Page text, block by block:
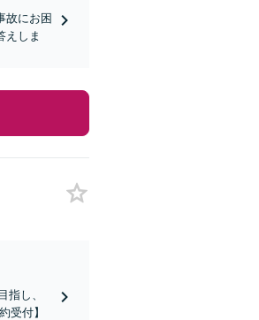
故にお困
えしま
指し、
受付】